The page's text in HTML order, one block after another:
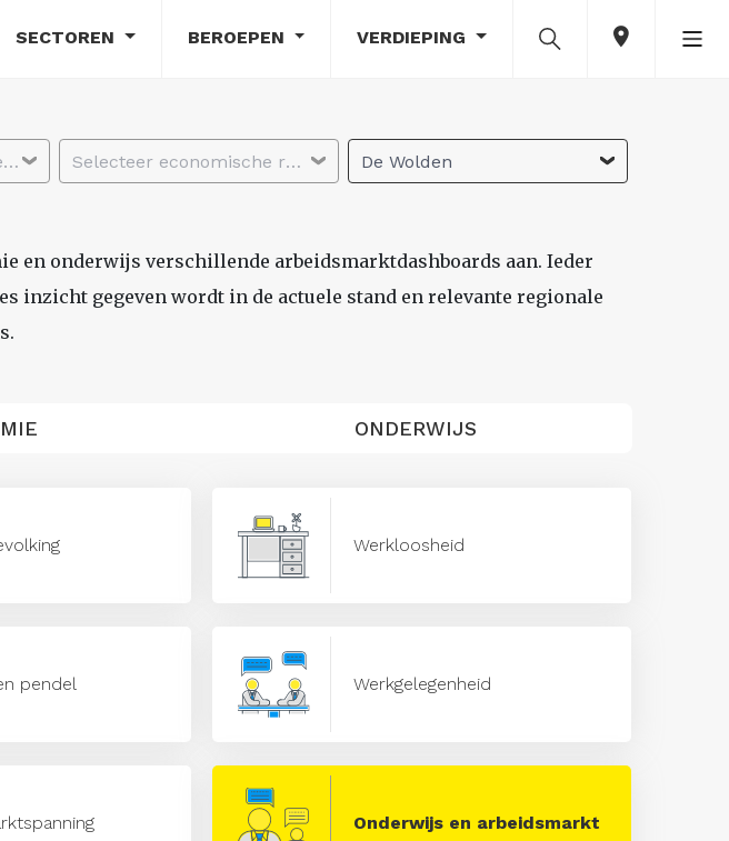
SECTOREN BEROEPEN VERDIEPING
Selecteer arbeidsmarktregio Selecteer economische regio De Wolden
en onderwijs verschillende arbeidsmarktdashboards aan. Ieder
inzicht gegeven wordt in de actuele stand en relevante regionale
ONDERWIJS
Werkloosheid
pendel Werkgelegenheid
Onderwijs en arbeidsmarkt